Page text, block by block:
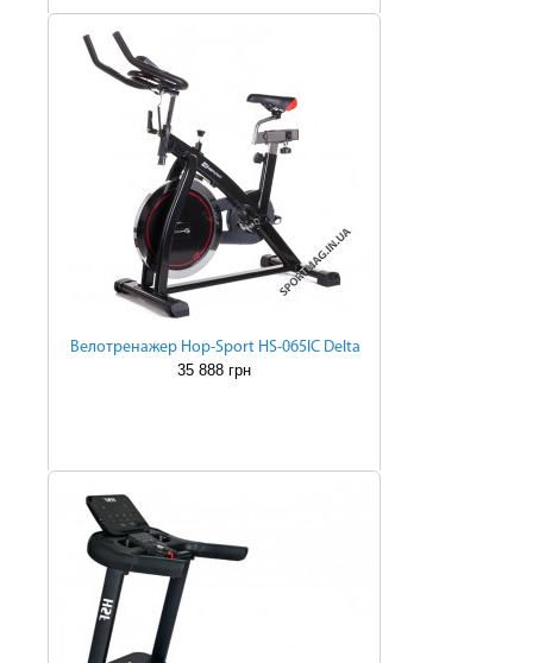
Велотренажер Hop-Sport HS-065IC Delta
35 888 грн